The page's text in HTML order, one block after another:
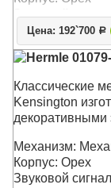
Звуковой
Размер: 196 х
Цена: 192`700 Р
Hermle
Классические
Kensington
декоративными
Механизм:
Корпус: Орех
Звуковой